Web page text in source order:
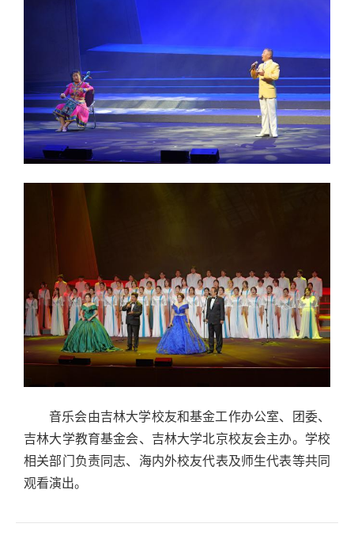
音乐会由吉林大学校友和基金工作办公室、团委、
吉林大学教育基金会、吉林大学北京校友会主办。学校
相关部门负责同志、海内外校友代表及师生代表等共同
观看演出。